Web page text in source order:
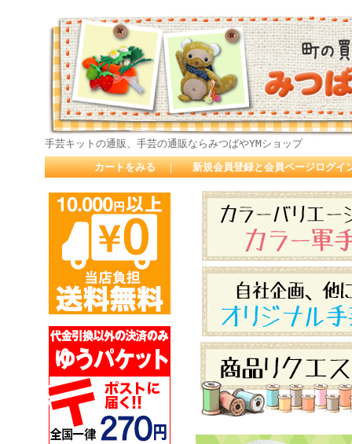
手芸キットの通販、手芸の通販ならみつばやYMショップ
カートをみる ｜ 新規会員登録と会員ページログイ